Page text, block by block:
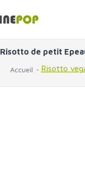
Risotto de petit
Accueil Risotto